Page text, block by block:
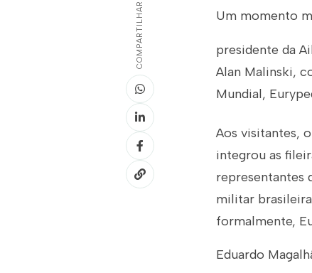
COMPARTILHAR Um momento
presidente da
Alan Malinski,
Mundial,
Aos visitantes,
integrou as
representantes
militar
formalmente,
Eduardo